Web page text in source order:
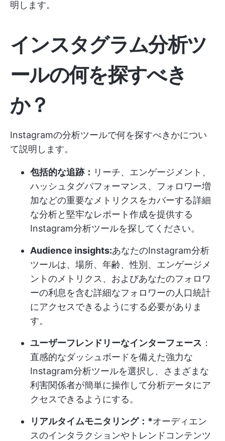
明します。
インスタグラム分析ツ
ールの何を探すべき
か？
Instagramの分析ツールで何を探すべきかについ
て説明します。
包括的な追跡： リーチ、エンゲージメント、
ハッシュタグパフォーマンス、フォロワー増
加などの重要なメトリクスをカバーする詳細
な分析と堅牢なレポート作成を提供する
Instagram分析ツールを探してください。
Audience insights:あなたのInstagram分析
ツールは、場所、年齢、性別、エンゲージメ
ントのメトリクス、およびあなたのフォロワ
ーの利息を含む詳細なフォロワーの人口統計
にアクセスできるようにする必要がありま
す。
ユーザーフレンドリーなインターフェース ：
直感的なダッシュボードを備えた強力な
Instagram分析ツールを選択し、さまざまな
利害関係者が簡単に操作して分析データにア
クセスできるようにする。
リアルタイムモニタリング：*オーディエン
スのインタラクションやトレンドコンテンツ